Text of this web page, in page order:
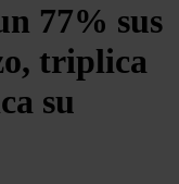
77% sus
triplica
su